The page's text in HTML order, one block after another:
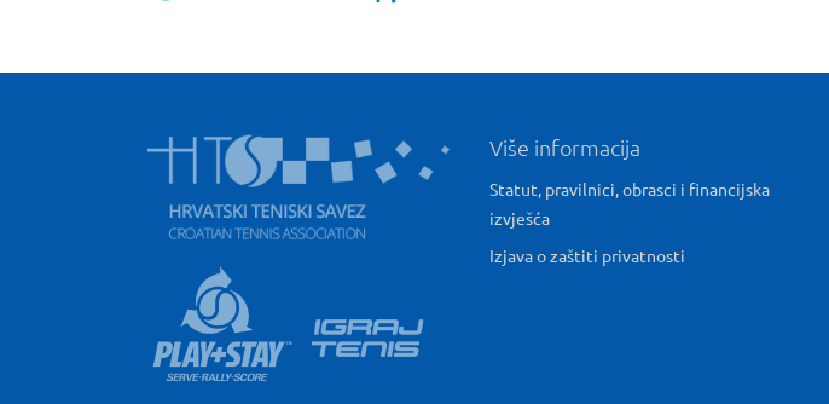
Više informacija
Statut, pravilnici, obrasci i financijska
izvješća
Izjava o zaštiti privatnosti